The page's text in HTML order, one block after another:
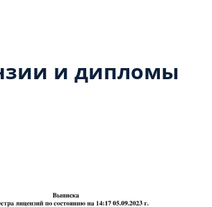
и дипломы